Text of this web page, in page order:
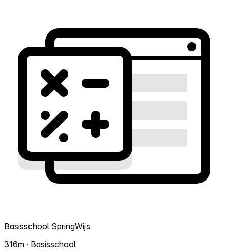
Basisschool SpringWijs
316m · Basisschool